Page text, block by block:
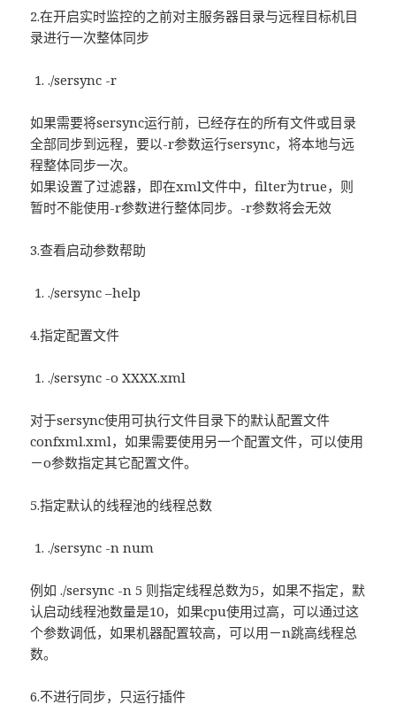
2.在开启实时监控的之前对主服务器目录与远程目标机目
录进行一次整体同步
./sersync -r
如果需要将sersync运行前，已经存在的所有文件或目录
全部同步到远程，要以-r参数运行sersync，将本地与远
程整体同步一次。
如果设置了过滤器，即在xml文件中，filter为true，则
暂时不能使用-r参数进行整体同步。-r参数将会无效
3.查看启动参数帮助
./sersync –help
4.指定配置文件
./sersync -o XXXX.xml
对于sersync使用可执行文件目录下的默认配置文件
confxml.xml，如果需要使用另一个配置文件，可以使用
－o参数指定其它配置文件。
5.指定默认的线程池的线程总数
./sersync -n num
例如 ./sersync -n 5 则指定线程总数为5，如果不指定，默
认启动线程池数量是10，如果cpu使用过高，可以通过这
个参数调低，如果机器配置较高，可以用－n跳高线程总
数。
6.不进行同步，只运行插件